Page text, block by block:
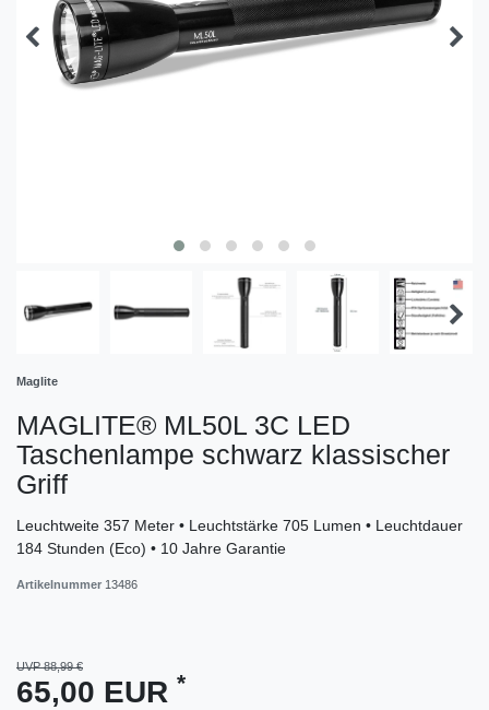
Maglite
MAGLITE® ML50L 3C LED
Taschenlampe schwarz klassischer
Griff
Leuchtweite 357 Meter • Leuchtstärke 705 Lumen • Leuchtdauer
184 Stunden (Eco) • 10 Jahre Garantie
Artikelnummer 13486
UVP 88,99 €
65,00 EUR *